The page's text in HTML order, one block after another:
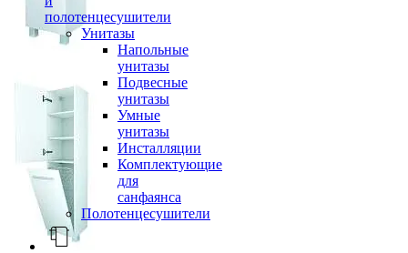
полотенцесушители
Унитазы
Напольные
унитазы
Подвесные
унитазы
Умные
унитазы
Инсталляции
Комплектующие
для
санфаянса
Полотенцесушители